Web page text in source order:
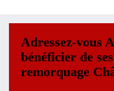
Adressez-vous
bénéficier de
remorquage